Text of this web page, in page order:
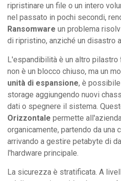
ripristinare un file o un intero
nel passato in pochi secondi,
Ransomware un problema
di ripristino, anziché un disastro
L'espandibilità è un altro
non è un blocco chiuso, ma un
unità di espansione, è
storage aggiungendo nuovi
dati o spegnere il sistema.
Orizzontale permette
organicamente, partendo da una
arrivando a gestire petabyte di
l'hardware principale.
La sicurezza è stratificata. A